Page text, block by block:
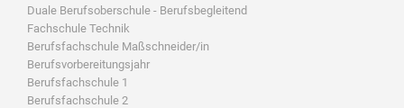
Duale Berufsoberschule - Berufsbegleitend
Fachschule Technik
Berufsfachschule Maßschneider/in
Berufsvorbereitungsjahr
Berufsfachschule 1
Berufsfachschule 2